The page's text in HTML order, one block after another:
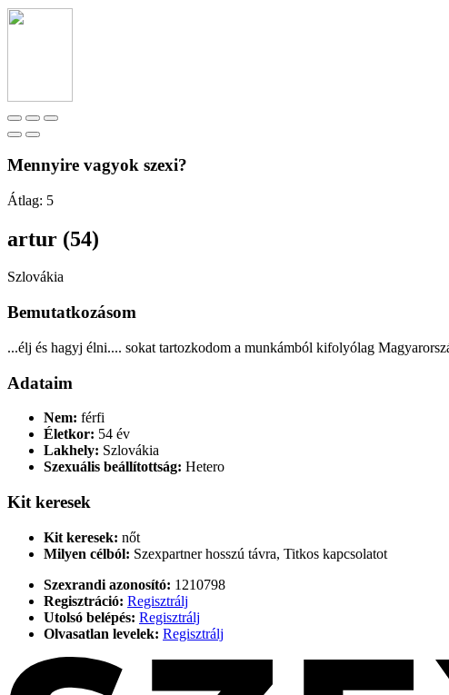
Mennyire vagyok szexi?
Átlag: 5
artur (54)
Szlovákia
Bemutatkozásom
...élj és hagyj élni.... sokat tartozkodom a munkámból kifolyólag
Adataim
Nem: férfi
Életkor: 54 év
Lakhely: Szlovákia
Szexuális beállítottság: Hetero
Kit keresek
Kit keresek: nőt
Milyen célból: Szexpartner hosszú távra, Titkos kapcsolatot
Szexrandi azonosító: 1210798
Regisztráció: Regisztrálj
Utolsó belépés: Regisztrálj
Olvasatlan levelek: Regisztrálj